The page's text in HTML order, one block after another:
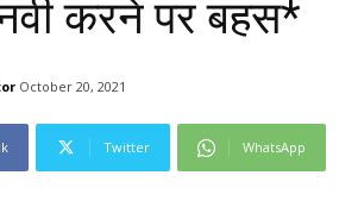
करने पर बहस*
October 20, 2021
Twitter WhatsApp